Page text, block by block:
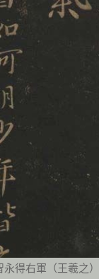
得右軍（王羲之